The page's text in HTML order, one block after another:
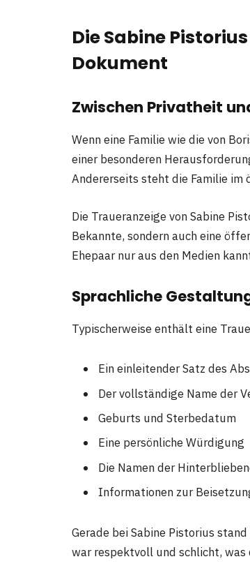
Die Sabine
Dokument
Zwischen Privatheit
Wenn eine Familie wie die von
einer besonderen
Andererseits steht die Familie
Die Traueranzeige von Sabine
Bekannte, sondern auch eine
Ehepaar nur aus den Medien
Sprachliche
Typischerweise enthält eine
Ein einleitender Satz des
Der vollständige Name der
Geburts und Sterbedatum
Eine persönliche Würdigung
Die Namen der
Informationen zur
Gerade bei Sabine Pistorius
war respektvoll und schlicht, was